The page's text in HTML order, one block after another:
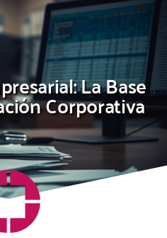
La Base
Corporativa